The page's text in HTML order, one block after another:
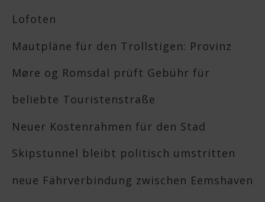
Lofoten
Mautpläne für den Trollstigen: Provinz
Møre og Romsdal prüft Gebühr für
beliebte Touristenstraße
Neuer Kostenrahmen für den Stad
Skipstunnel bleibt politisch umstritten
neue Fährverbindung zwischen Eemshaven